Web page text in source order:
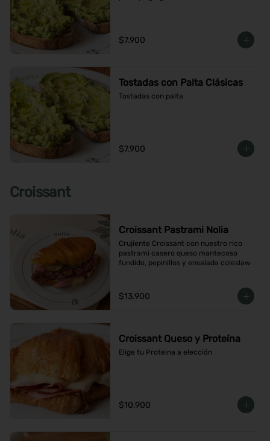
$7.900
Tostadas con Palta Clásicas
Tostadas con palta
$7.900
Croissant
Croissant Pastrami Nolia
Crujiente Croissant con nuestro rico
pastrami casero queso mantecoso
fundido, pepinillos y ensalada coleslaw
$13.900
Croissant Queso y Proteína
Elige tu Proteina a elección
$10.900